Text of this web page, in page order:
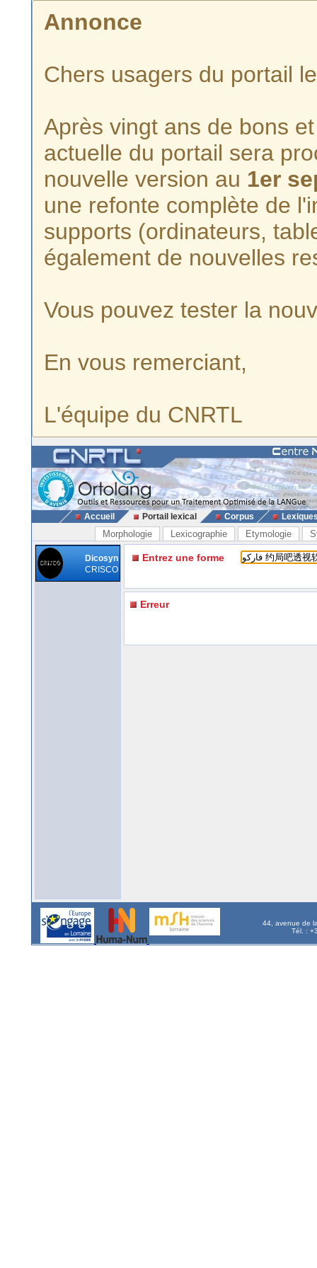
Annonce
Chers usagers du portail
Après vingt ans de bons
actuelle du portail sera
nouvelle version au 1er
une refonte complète de
supports (ordinateurs,
également de nouvelles
Vous pouvez tester la
En vous remerciant,
L'équipe du CNRTL
Accueil Portail lexical Corpus
Morphologie Lexicographie Etymologie
Dicosyn
CRISCO
Entrez une forme
Erreur
44, avenue de
Tél. :